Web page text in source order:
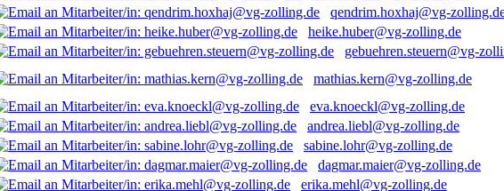
qendrim.hoxhaj@vg-
heike.huber@vg-zolling.de
gebuehren.steuern@vg-
mathias.kern@vg-zolling.de
eva.knoeckl@vg-zolling.de
andrea.liebl@vg-zolling.de
sabine.lohr@vg-zolling.de
dagmar.maier@vg-zolling.de
erika.mehl@vg-zolling.de